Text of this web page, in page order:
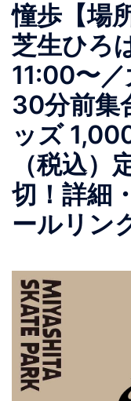
憧歩【場
芝生ひろ
11:00〜
30分前集
ッズ
（税込）
切！詳細
ールリン